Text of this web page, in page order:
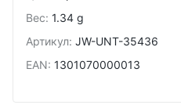
Вес: 1.34 g
Артикул: JW-UNT-35436
EAN: 1301070000013